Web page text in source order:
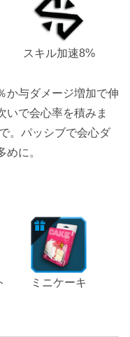
スキル加速8%
か与ダメージ増加で伸
いで会心率を積みま
。パッシブで会心ダ
に。
ミニケーキ